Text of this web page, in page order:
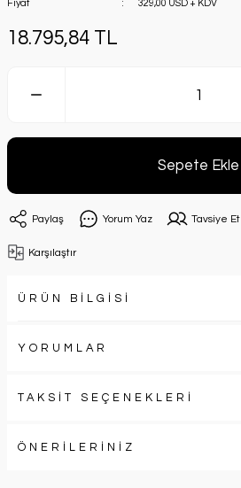
Fiyat
329,00 USD + KDV
18.795,84 TL
Sepete Ekle
Paylaş Yorum Yaz Tavsiye Et
Karşılaştır
ÜRÜN BİLGİSİ
YORUMLAR
TAKSİT SEÇENEKLERİ
ÖNERİLERİNİZ